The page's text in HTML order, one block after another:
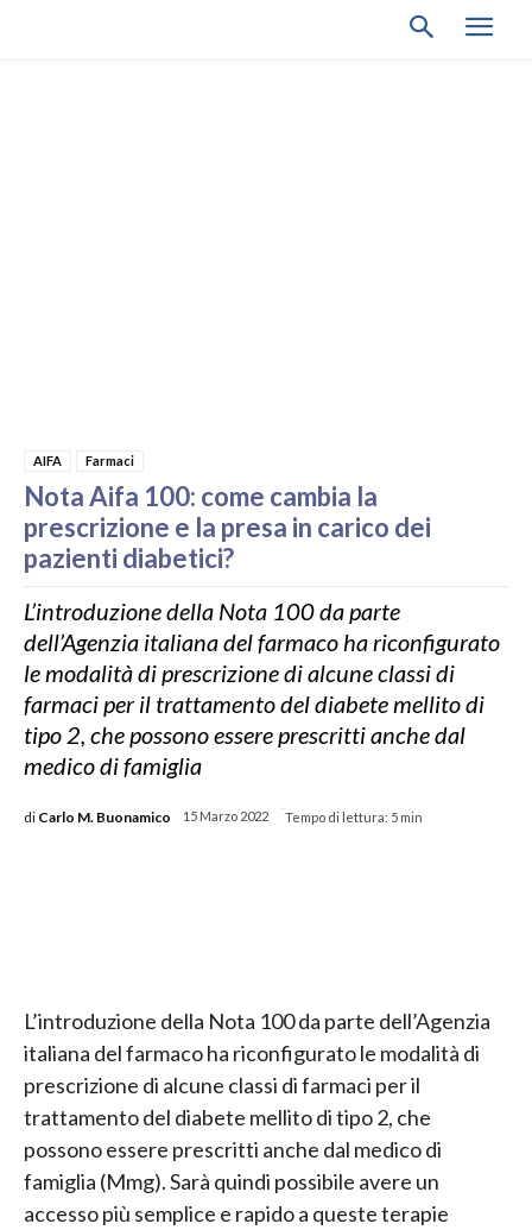
AIFA Farmaci
Nota Aifa 100: come cambia la
prescrizione e la presa in carico dei
pazienti diabetici?
L’introduzione della Nota 100 da parte
dell’Agenzia italiana del farmaco ha riconfigurato
le modalità di prescrizione di alcune classi di
farmaci per il trattamento del diabete mellito di
tipo 2, che possono essere prescritti anche dal
medico di famiglia
di Carlo M. Buonamico 15 Marzo 2022
-
Tempo di lettura: 5 min
L’introduzione della Nota 100 da parte dell’Agenzia
italiana del farmaco ha riconfigurato le modalità di
prescrizione di alcune classi di farmaci per il
trattamento del diabete mellito di tipo 2, che
possono essere prescritti anche dal medico di
famiglia (Mmg). Sarà quindi possibile avere un
accesso più semplice e rapido a queste terapie